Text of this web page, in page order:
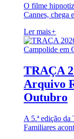
O filme
Cannes, chega
Ler mais+
TRAÇA
Arquivo
Outubro
A 5.ª edição
Familiares